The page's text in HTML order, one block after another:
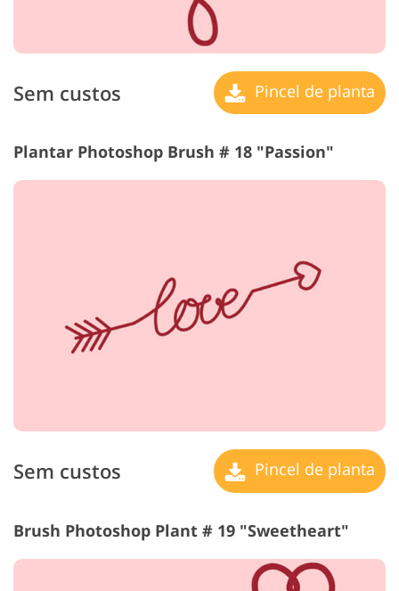
Sem custos Pincel de planta
Plantar Photoshop Brush # 18 "Passion"
Sem custos Pincel de planta
Brush Photoshop Plant # 19 "Sweetheart"